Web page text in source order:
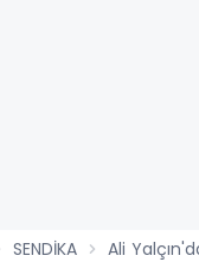
SENDİKA Ali